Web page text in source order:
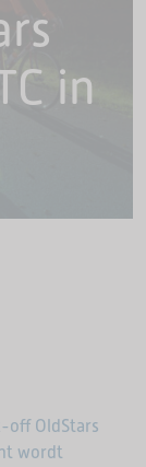
in
off OldStars
wordt